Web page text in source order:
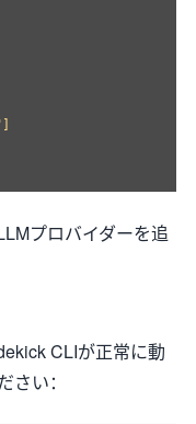
プロバイダーを追
CLIが正常に動
い：